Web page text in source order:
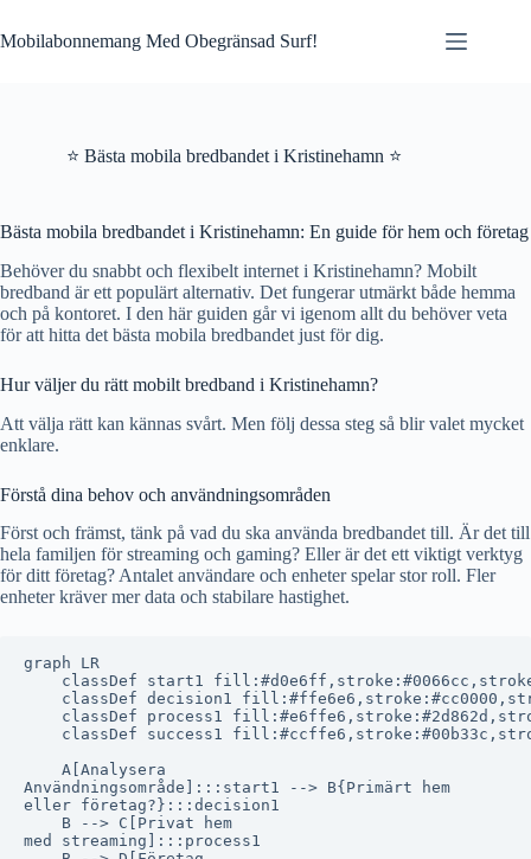
to
content
Mobilabonnemang Med Obegränsad Surf!
⭐ Bästa mobila bredbandet i Kristinehamn ⭐
Bästa mobila bredbandet i Kristinehamn: En guide för hem och företag
Behöver du snabbt och flexibelt internet i Kristinehamn? Mobilt
bredband är ett populärt alternativ. Det fungerar utmärkt både hemma
och på kontoret. I den här guiden går vi igenom allt du behöver veta
för att hitta det bästa mobila bredbandet just för dig.
Hur väljer du rätt mobilt bredband i Kristinehamn?
Att välja rätt kan kännas svårt. Men följ dessa steg så blir valet mycket
enklare.
Förstå dina behov och användningsområden
Först och främst, tänk på vad du ska använda bredbandet till. Är det till
hela familjen för streaming och gaming? Eller är det ett viktigt verktyg
för ditt företag? Antalet användare och enheter spelar stor roll. Fler
enheter kräver mer data och stabilare hastighet.
graph LR
classDef start1
classDef decision1
classDef process1
classDef success1
    A[Analysera
Användningsområde]:::start1 --> B{Primärt hem
eller företag?}:::decision1
    B --> C[Privat hem
med streaming]:::process1